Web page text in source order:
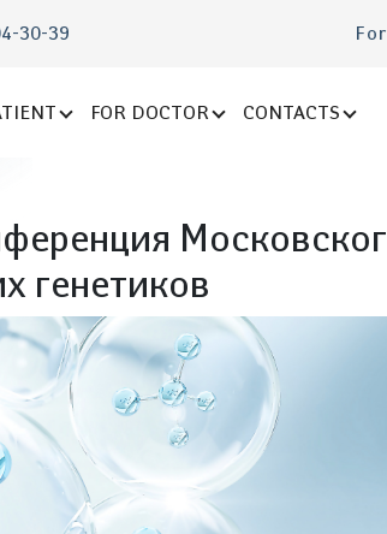
30-39
FOR DOCTOR CONTACTS
генетиков